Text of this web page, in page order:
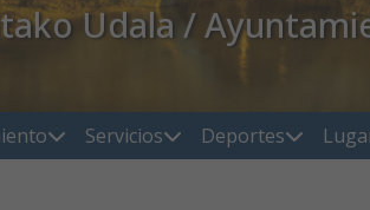
Udala /
Servicios Deportes